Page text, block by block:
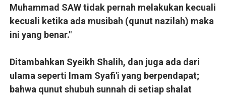
Muhammad SAW tidak pernah melakukan kecuali
kecuali ketika ada musibah (qunut nazilah) maka
ini yang benar."
Ditambahkan Syeikh Shalih, dan juga ada dari
ulama seperti Imam Syafi'i yang berpendapat;
bahwa qunut shubuh sunnah di setiap shalat